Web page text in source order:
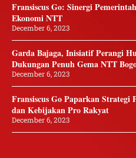
Fransiscus Go: Sinergi
Ekonomi NTT
December 6, 2023
Garda Bajaga, Inisiatif Perangi
Dukungan Penuh Gema NTT
December 6, 2023
Fransiscus Go Paparkan Strategi
dan Kebijakan Pro Rakyat
December 6, 2023